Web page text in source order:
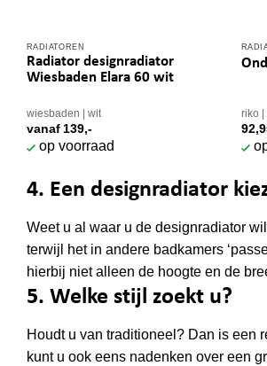
RADIATOREN
Radiator designradiator
Wiesbaden Elara 60 wit
wiesbaden wit
vanaf 139,-
op voorraad
Dit
product
meerdere
variaties.
Deze
kan
worden
op
de
productpagina
riko
4. Een designradiator
Weet u al waar u de designradiator
terwijl het in andere badkamers
hierbij niet alleen de hoogte en de
5. Welke stijl zoekt u?
Houdt u van traditioneel? Dan is een
kunt u ook eens nadenken over een